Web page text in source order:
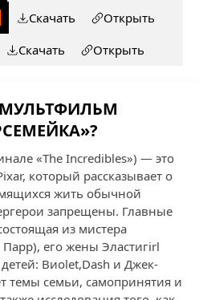
Скачать
Открыть
Скачать Открыть
«The Incredibles») — это
который рассказывает о
жить обычной
запрещены. Главные
из мистера
его жены Эластигirl
Виоlet,Dash и Джек-
темы семьи, самопринятия и